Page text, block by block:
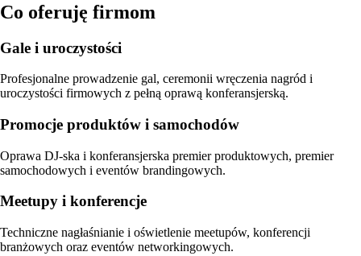
Co oferuję firmom
Gale i uroczystości
Profesjonalne prowadzenie gal, ceremonii wręczenia nagród i
uroczystości firmowych z pełną oprawą konferansjerską.
Promocje produktów i samochodów
Oprawa DJ-ska i konferansjerska premier produktowych, premier
samochodowych i eventów brandingowych.
Meetupy i konferencje
Techniczne nagłaśnianie i oświetlenie meetupów, konferencji
branżowych oraz eventów networkingowych.